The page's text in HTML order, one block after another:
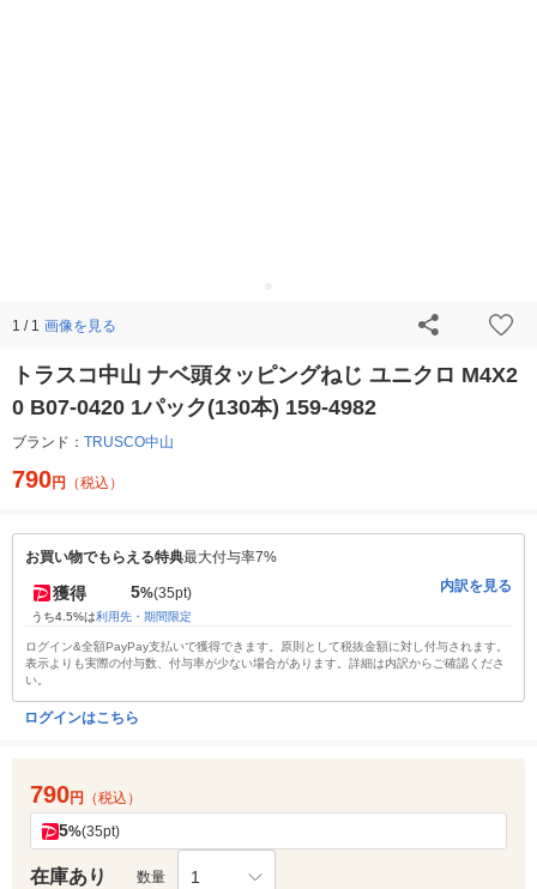
1 / 1 画像を見る
トラスコ中山 ナベ頭タッピングねじ ユニクロ M4X2
0 B07-0420 1パック(130本) 159-4982
ブランド： TRUSCO中山
790円 （税込）
お買い物でもらえる特典最大付与率7%
獲得 5%(35pt)
うち4.5%は利用先・期間限定
内訳を見る
ログイン&全額PayPay支払いで獲得できます。原則として税抜金額に対し付与されます。
表示よりも実際の付与数、付与率が少ない場合があります。詳細は内訳からご確認くださ
い。
ログインはこちら
790円 （税込）
5%(35pt)
在庫あり 数量 1